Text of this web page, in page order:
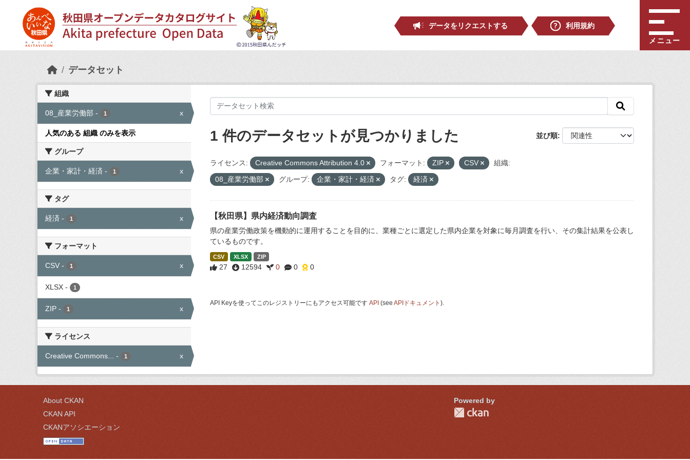
データをリクエストする
利用規約
メニュー
データセット
組織
08_産業労働部 - 1 x
人気のある 組織 のみを表示
グループ
企業・家計・経済 - 1 x
タグ
経済 - 1 x
フォーマット
CSV - 1 x
XLSX - 1
ZIP - 1 x
ライセンス
Creative Commons... - 1 x
並び順
1 件のデータセットが見つかりました
ライセンス: Creative Commons Attribution 4.0 フォーマット: ZIP CSV
組織:
08_産業労働部
グループ: 企業・家計・経済 タグ: 経済
【秋田県】県内経済動向調査
県の産業労働政策を機動的に運用することを目的に、業種ごとに選定した県内企業を対象に毎月調査を行い、その集計結果を公表し
ているものです。
CSV XLSX ZIP
27 12594 0 0 0
API Keyを使ってこのレジストリーにもアクセス可能です API (see APIドキュメント ).
About CKAN
CKAN API
CKANアソシエーション
Powered by